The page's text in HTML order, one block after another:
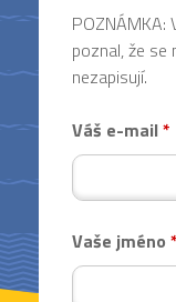
POZNÁMKA:
poznal, že
nezapisují.
Váš e-mail*
Vaše jméno *